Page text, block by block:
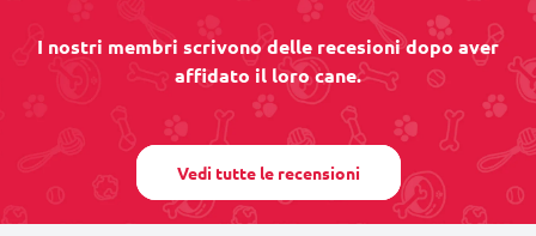
I nostri membri scrivono delle recesioni dopo aver
affidato il loro cane.
Vedi tutte le recensioni